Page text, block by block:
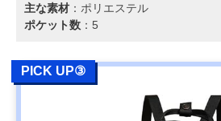
主な素材 ：ポリエステル
ポケット数 ：5
PICK UP③